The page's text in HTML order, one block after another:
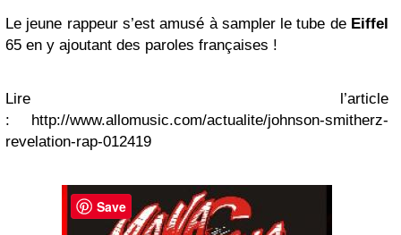
Le jeune rappeur s’est amusé à sampler le tube de Eiffel
65 en y ajoutant des paroles françaises !
Lire l’article
: http://www.allomusic.com/actualite/johnson-smitherz-
revelation-rap-012419
Save